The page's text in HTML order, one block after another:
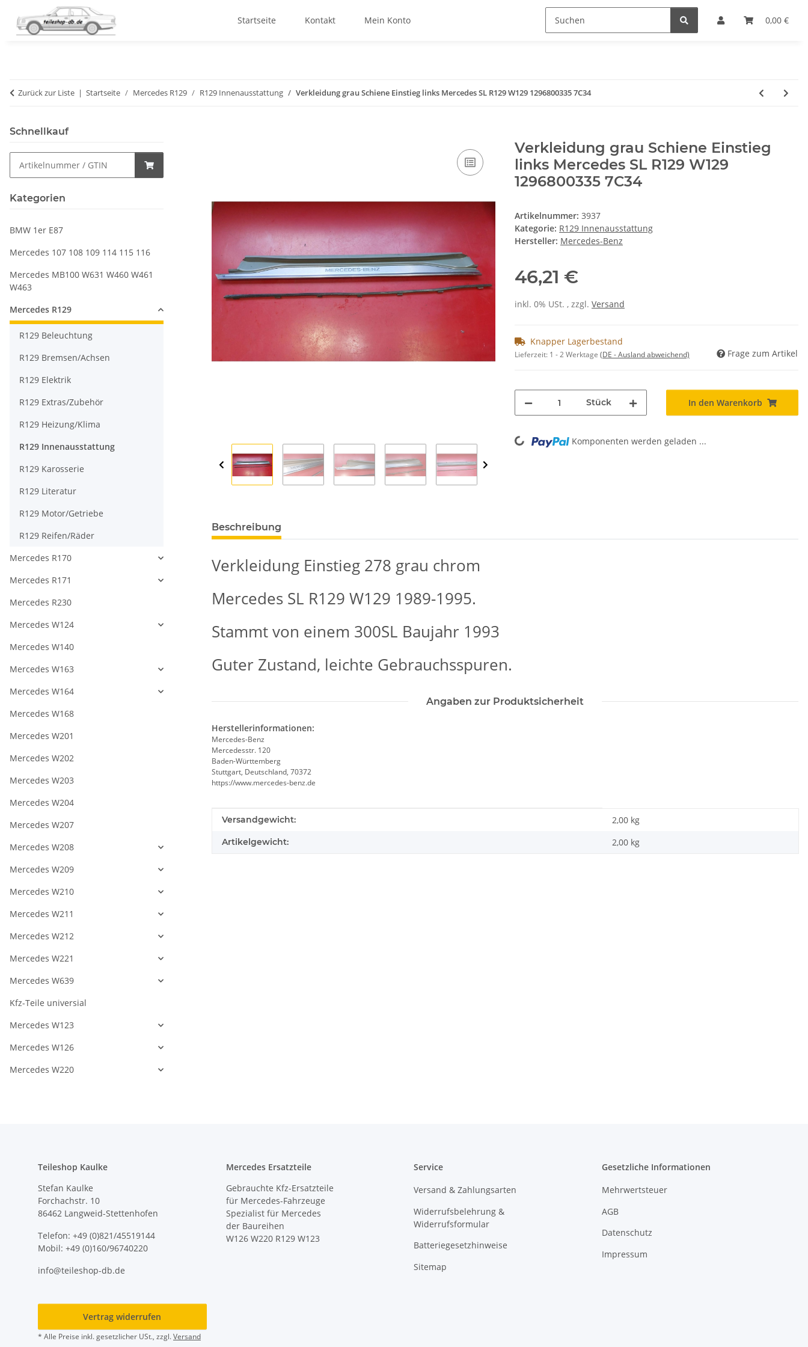
0,00 €
Startseite Kontakt Mein Konto
Zurück zur Liste Startseite Mercedes R129 R129 Innenausstattung Verkleidung grau Schiene Einstieg links Mercedes SL R129 W129 1296800335 7C34
Verkleidung grau Schiene Einstieg
links Mercedes SL R129 W129
1296800335 7C34
Artikelnummer: 3937
Kategorie: R129 Innenausstattung
Hersteller: Mercedes-Benz
46,21 €
inkl. 0% USt. , zzgl. Versand
Knapper Lagerbestand
Lieferzeit: 1 - 2 Werktage (DE - Ausland abweichend) Frage zum Artikel
Stück In den Warenkorb
Loading... Komponenten werden geladen ...
Beschreibung
Verkleidung Einstieg 278 grau chrom
Mercedes SL R129 W129 1989-1995.
Stammt von einem 300SL Baujahr 1993
Guter Zustand, leichte Gebrauchsspuren.
Angaben zur Produktsicherheit
Herstellerinformationen:
Mercedes-Benz
Mercedesstr. 120
Baden-Württemberg
Stuttgart, Deutschland, 70372
https://www.mercedes-benz.de
Produkteigenschaft
Wert
Versandgewicht: 2,00 kg
Artikelgewicht: 2,00 kg
Schnellkauf
Kategorien
BMW 1er E87
Mercedes 107 108 109 114 115 116
Mercedes MB100 W631 W460 W461
W463
Mercedes R129
R129 Beleuchtung
R129 Bremsen/Achsen
R129 Elektrik
R129 Extras/Zubehör
R129 Heizung/Klima
R129 Innenausstattung
R129 Karosserie
R129 Literatur
R129 Motor/Getriebe
R129 Reifen/Räder
Mercedes R170
Mercedes R171
Mercedes R230
Mercedes W124
Mercedes W140
Mercedes W163
Mercedes W164
Mercedes W168
Mercedes W201
Mercedes W202
Mercedes W203
Mercedes W204
Mercedes W207
Mercedes W208
Mercedes W209
Mercedes W210
Mercedes W211
Mercedes W212
Mercedes W221
Mercedes W639
Kfz-Teile universial
Mercedes W123
Mercedes W126
Mercedes W220
Teileshop Kaulke
Stefan Kaulke
Forchachstr. 10
86462 Langweid-Stettenhofen
Telefon: +49 (0)821/45519144
Mobil: +49 (0)160/96740220
info@teileshop-db.de
Mercedes Ersatzteile
Gebrauchte Kfz-Ersatzteile
für Mercedes-Fahrzeuge
Spezialist für Mercedes
der Baureihen
W126 W220 R129 W123
Service
Versand & Zahlungsarten
Widerrufsbelehrung &
Widerrufsformular
Batteriegesetzhinweise
Sitemap
Gesetzliche Informationen
Mehrwertsteuer
AGB
Datenschutz
Impressum
Vertrag widerrufen
* Alle Preise inkl. gesetzlicher USt., zzgl.Versand